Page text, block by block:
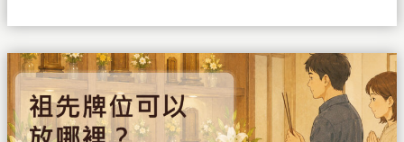
程
整
理
祖
牌
位